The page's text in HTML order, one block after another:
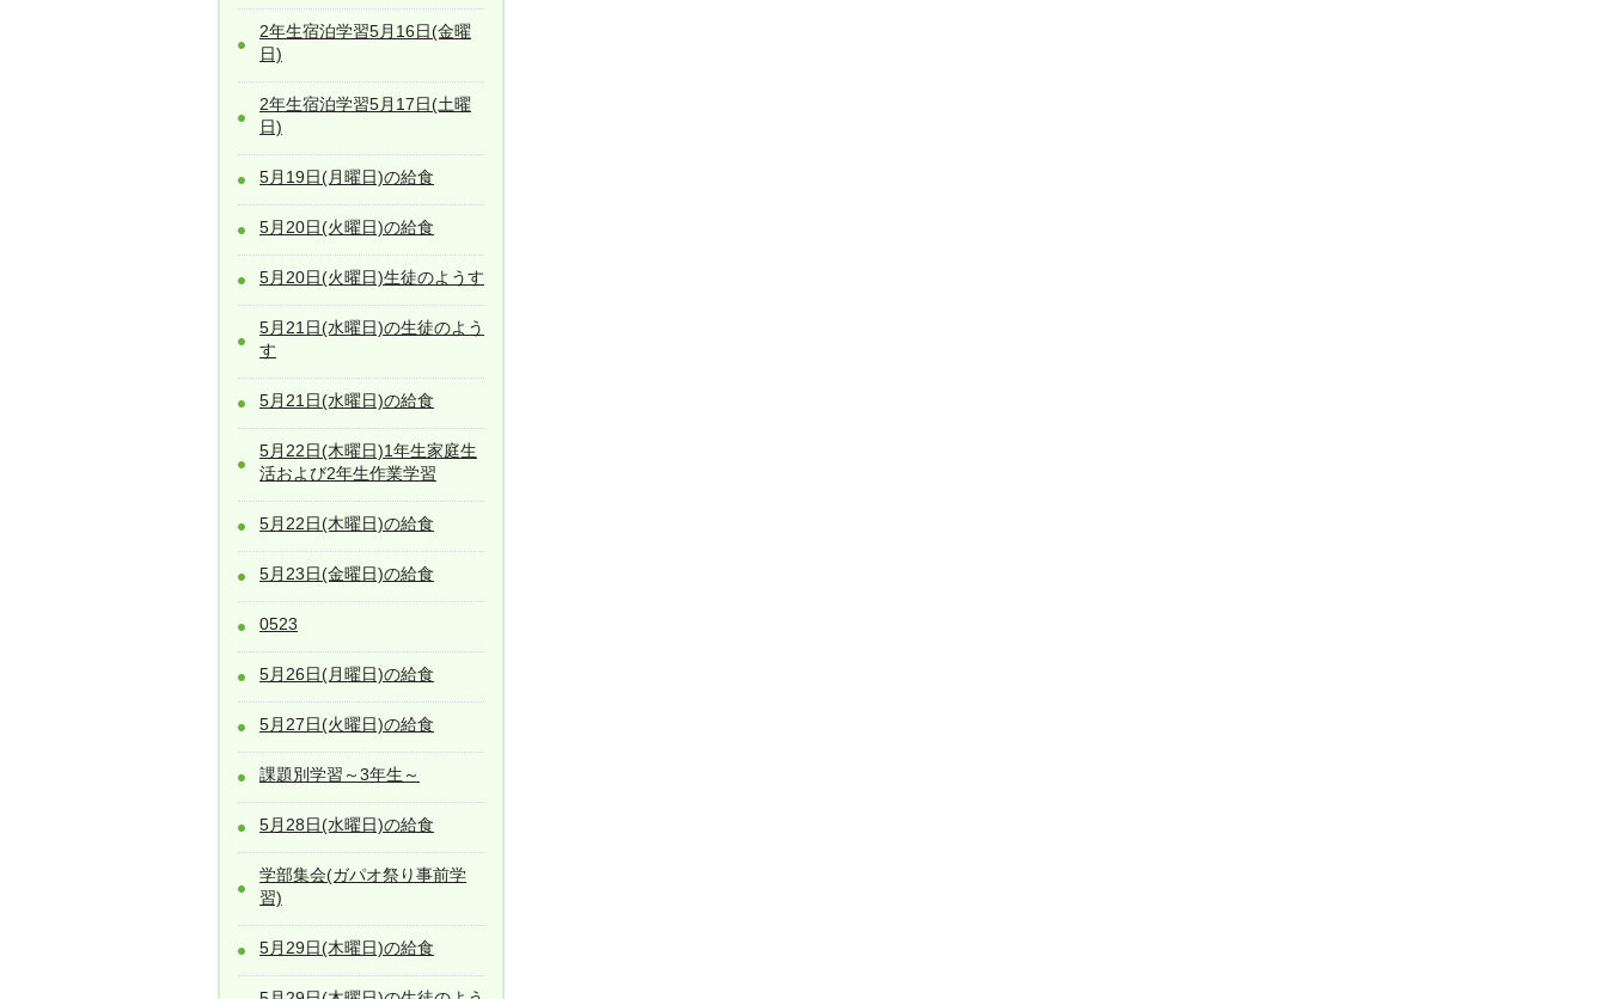
2年生宿泊学習5月16日(金曜
日)
2年生宿泊学習5月17日(土曜
日)
5月19日(月曜日)の給食
5月20日(火曜日)の給食
5月20日(火曜日)生徒のようす
5月21日(水曜日)の生徒のよう
す
5月21日(水曜日)の給食
5月22日(木曜日)1年生家庭生
活および2年生作業学習
5月22日(木曜日)の給食
5月23日(金曜日)の給食
0523
5月26日(月曜日)の給食
5月27日(火曜日)の給食
課題別学習～3年生～
5月28日(水曜日)の給食
学部集会(ガパオ祭り事前学
習)
5月29日(木曜日)の給食